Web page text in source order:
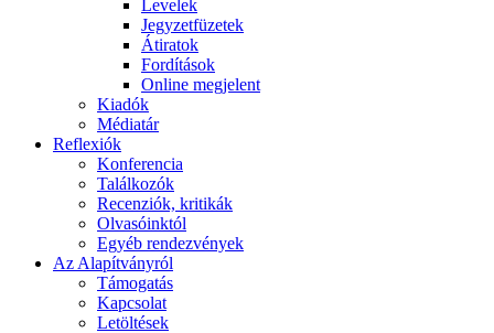
Levelek
Jegyzetfüzetek
Átiratok
Fordítások
Online megjelent
Kiadók
Médiatár
Reflexiók
Konferencia
Találkozók
Recenziók, kritikák
Olvasóinktól
Egyéb rendezvények
Az Alapítványról
Támogatás
Kapcsolat
Letöltések